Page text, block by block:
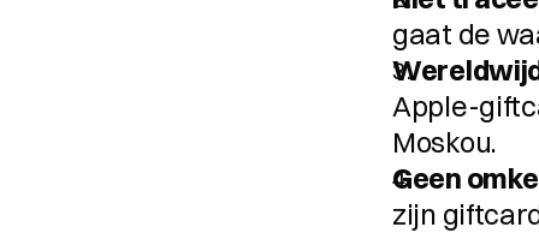
gaat de
Apple-
Moskou.
Geen
zijn